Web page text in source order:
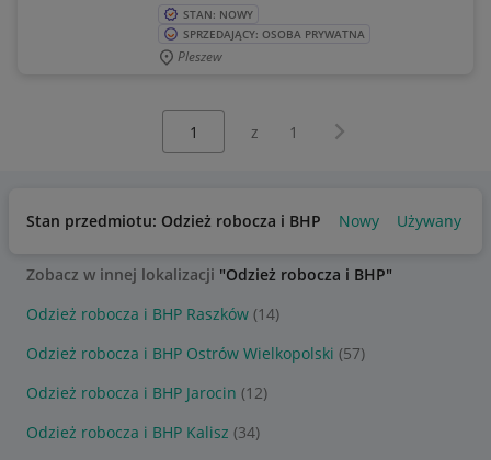
STAN: NOWY
SPRZEDAJĄCY: OSOBA PRYWATNA
Pleszew
z 1 Następna strona
Stan przedmiotu: Odzież robocza i BHP Nowy Używany
Zobacz w innej lokalizacji "Odzież robocza i BHP"
Odzież robocza i BHP Raszków (14)
Odzież robocza i BHP Ostrów Wielkopolski (57)
Odzież robocza i BHP Jarocin (12)
Odzież robocza i BHP Kalisz (34)